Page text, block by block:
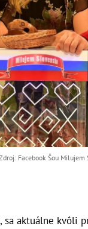
Facebook Šou
sa aktuálne kvôli